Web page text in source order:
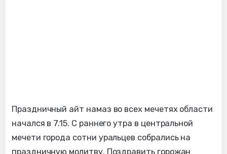
Праздничный айт намаз во всех мечетях области
начался в 7.15. С раннего утра в центральной
мечети города сотни уральцев собрались на
праздничную молитву. Поздравить горожан